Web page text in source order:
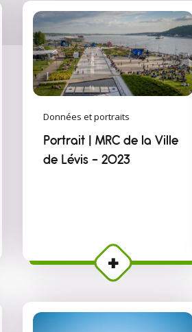
Données et portraits
Portrait | MRC de la Ville
de Lévis - 2023